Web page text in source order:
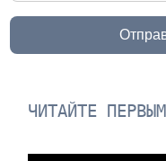
ЧИТАЙТЕ